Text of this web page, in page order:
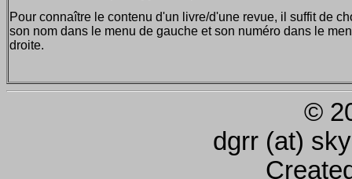
Pour connaître le contenu d'un livre/d'une revue, il suffit de
son nom dans le menu de gauche et son numéro dans le
droite.
©
dgrr (at)